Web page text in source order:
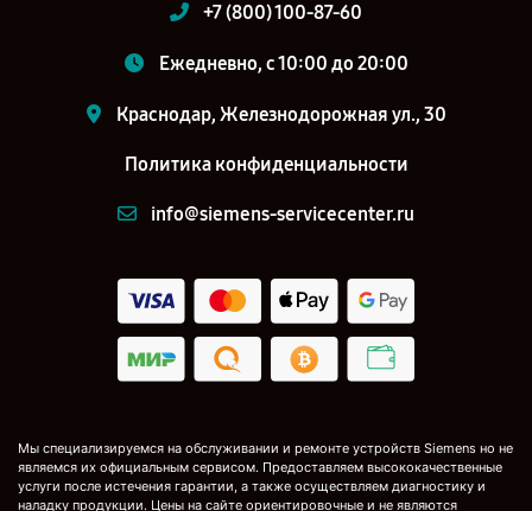
+7 (800) 100-87-60
Ежедневно, с 10:00 до 20:00
Краснодар, Железнодорожная ул., 30
Политика конфиденциальности
info@siemens-servicecenter.ru
Мы специализируемся на обслуживании и ремонте устройств Siemens но не
являемся их официальным сервисом. Предоставляем высококачественные
услуги после истечения гарантии, а также осуществляем диагностику и
наладку продукции. Цены на сайте ориентировочные и не являются